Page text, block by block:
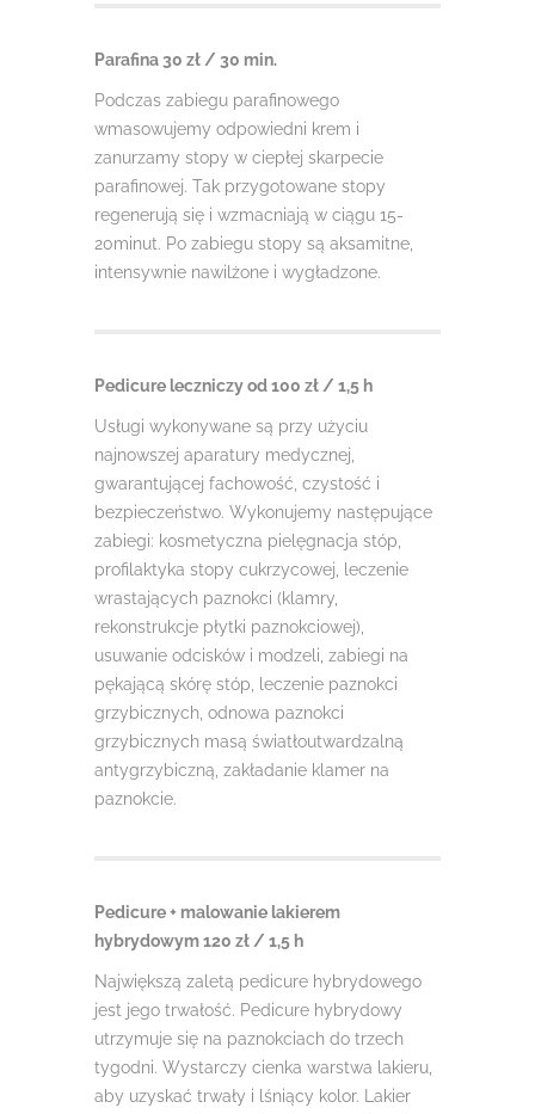
Parafina 30 zł / 30 min.
Podczas zabiegu parafinowego
wmasowujemy odpowiedni krem i
zanurzamy stopy w ciepłej skarpecie
parafinowej. Tak przygotowane stopy
regenerują się i wzmacniają w ciągu 15-
20minut. Po zabiegu stopy są aksamitne,
intensywnie nawilżone i wygładzone.
Pedicure leczniczy od 100 zł / 1,5 h
Usługi wykonywane są przy użyciu
najnowszej aparatury medycznej,
gwarantującej fachowość, czystość i
bezpieczeństwo. Wykonujemy następujące
zabiegi: kosmetyczna pielęgnacja stóp,
profilaktyka stopy cukrzycowej, leczenie
wrastających paznokci (klamry,
rekonstrukcje płytki paznokciowej),
usuwanie odcisków i modzeli, zabiegi na
pękającą skórę stóp, leczenie paznokci
grzybicznych, odnowa paznokci
grzybicznych masą światłoutwardzalną
antygrzybiczną, zakładanie klamer na
paznokcie.
Pedicure + malowanie lakierem
hybrydowym 120 zł / 1,5 h
Największą zaletą pedicure hybrydowego
jest jego trwałość. Pedicure hybrydowy
utrzymuje się na paznokciach do trzech
tygodni. Wystarczy cienka warstwa lakieru,
aby uzyskać trwały i lśniący kolor. Lakier